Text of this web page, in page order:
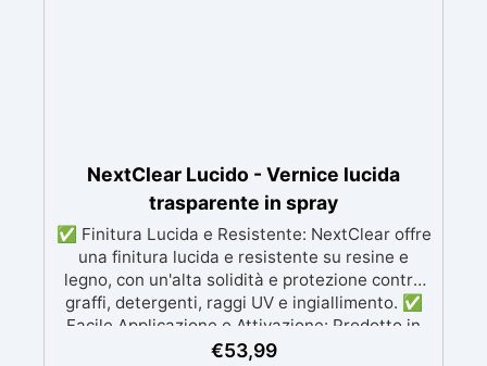
NextClear Lucido - Vernice lucida
trasparente in spray
✅ Finitura Lucida e Resistente: NextClear offre
una finitura lucida e resistente su resine e
legno, con un'alta solidità e protezione contro
graffi, detergenti, raggi UV e ingiallimento. ✅
Facile Applicazione e Attivazione: Prodotto in
bomboletta spray con catalizzatore
€53,99